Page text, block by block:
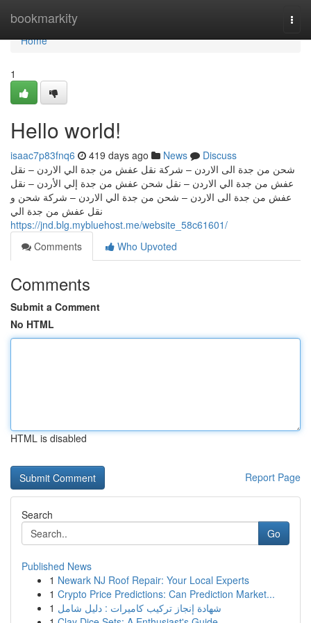
bookmarkity
Home
Home
1
Hello world!
isaac7p83fnq6 419 days ago News
Discuss
شحن من جدة الى الاردن – شركة نقل عفش من جدة الي الاردن – نقل
عفش من جدة الي الاردن – نقل شحن عفش من جدة إلي الأردن – نقل
عفش من جدة الى الاردن – شحن من جدة الي الاردن – شركة شحن و
نقل عفش من جدة الي
https://jnd.blg.mybluehost.me/website_58c61601/
Comments
Who Upvoted
Comments
Submit a Comment
No HTML
HTML is disabled
Report Page
Search
Go
Published News
1 Newark NJ Roof Repair: Your Local Experts
1 Crypto Price Predictions: Can Prediction Market...
1 شهادة إنجاز تركيب كاميرات : دليل شامل